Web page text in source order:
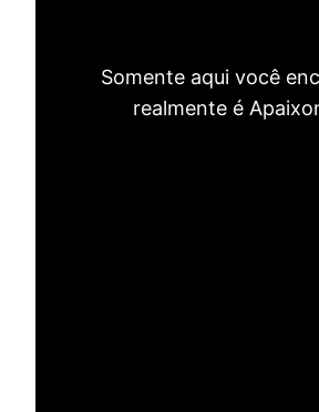
Somente aqui você
realmente é